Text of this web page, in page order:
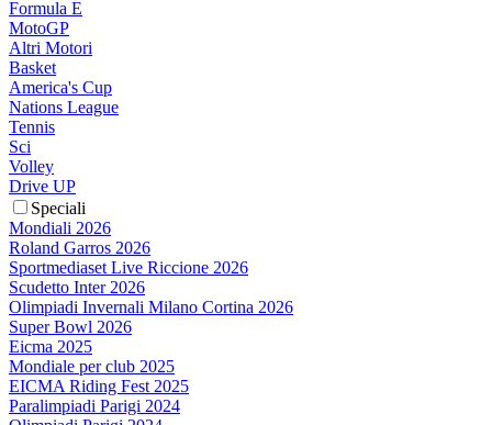
Formula E
MotoGP
Altri Motori
Basket
America's Cup
Nations League
Tennis
Sci
Volley
Drive UP
Speciali
Mondiali 2026
Roland Garros 2026
Sportmediaset Live Riccione 2026
Scudetto Inter 2026
Olimpiadi Invernali Milano Cortina 2026
Super Bowl 2026
Eicma 2025
Mondiale per club 2025
EICMA Riding Fest 2025
Paralimpiadi Parigi 2024